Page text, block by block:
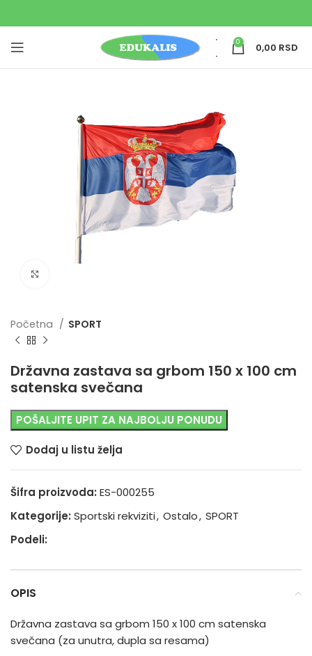
0 0,00 RSD
Početna SPORT
Državna zastava sa grbom 150 x 100 cm
satenska svečana
POŠALJITE UPIT ZA NAJBOLJU PONUDU
Dodaj u listu želja
Šifra proizvoda: ES-000255
Kategorije: Sportski rekviziti, Ostalo, SPORT
Podeli:
OPIS
Državna zastava sa grbom 150 x 100 cm satenska
svečana (za unutra, dupla sa resama)